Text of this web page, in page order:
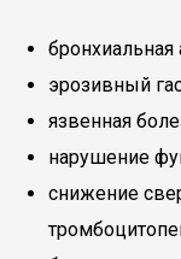
бронхиальная
эрозивный
язвенная
нарушение
снижение